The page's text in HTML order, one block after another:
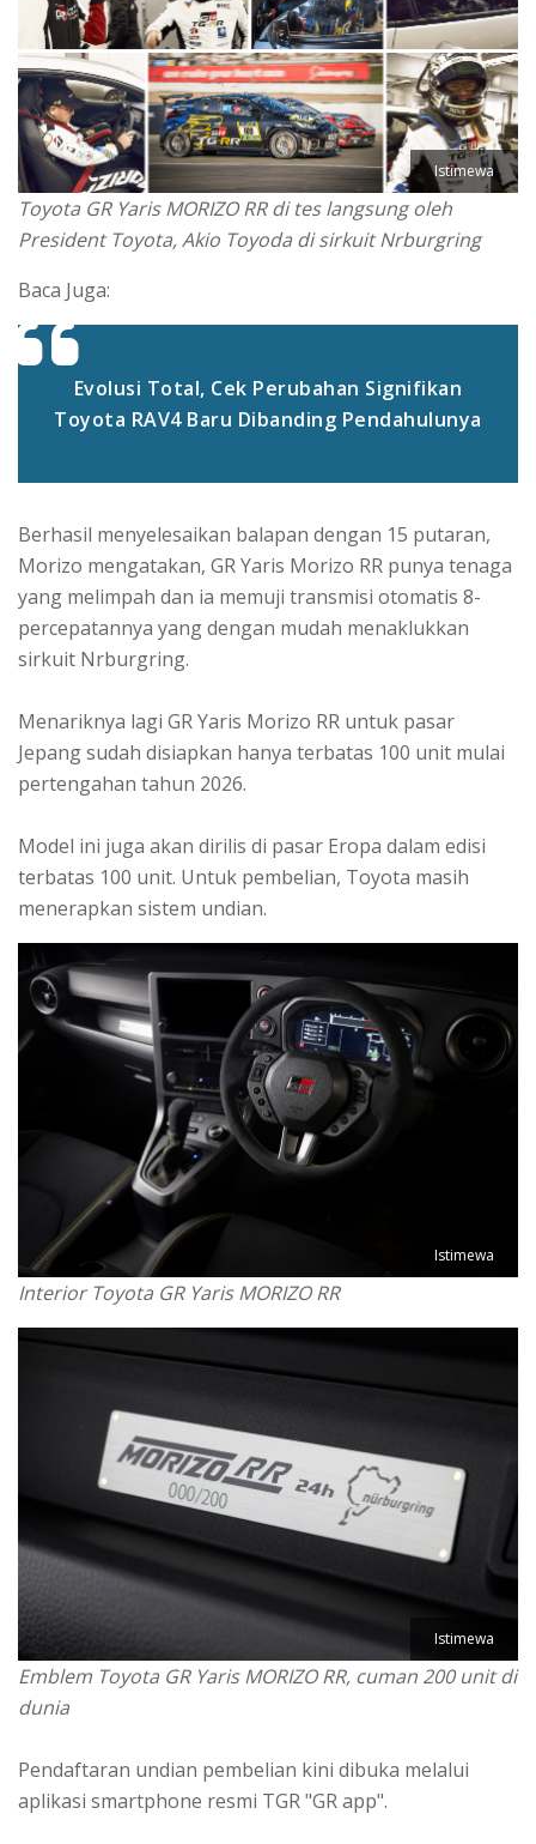
Istimewa
Toyota GR Yaris MORIZO RR di tes langsung oleh
President Toyota, Akio Toyoda di sirkuit Nrburgring
Baca Juga:
Evolusi Total, Cek Perubahan Signifikan
Toyota RAV4 Baru Dibanding Pendahulunya
Berhasil menyelesaikan balapan dengan 15 putaran,
Morizo mengatakan, GR Yaris Morizo RR punya tenaga
yang melimpah dan ia memuji transmisi otomatis 8-
percepatannya yang dengan mudah menaklukkan
sirkuit Nrburgring.
Menariknya lagi GR Yaris Morizo RR untuk pasar
Jepang sudah disiapkan hanya terbatas 100 unit mulai
pertengahan tahun 2026.
Model ini juga akan dirilis di pasar Eropa dalam edisi
terbatas 100 unit. Untuk pembelian, Toyota masih
menerapkan sistem undian.
Istimewa
Interior Toyota GR Yaris MORIZO RR
Istimewa
Emblem Toyota GR Yaris MORIZO RR, cuman 200 unit di
dunia
Pendaftaran undian pembelian kini dibuka melalui
aplikasi smartphone resmi TGR "GR app".